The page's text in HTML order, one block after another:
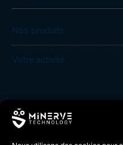
Nos produits
Votre activité